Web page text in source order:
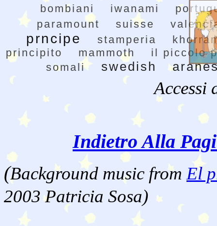
bombiani
iwanami
paramount
suisse
prncipe stamperia
principito
mammoth
il piccolo
somali
swedish
Accessi
Indietro Alla
(Background music from El
2003 Patricia Sosa)